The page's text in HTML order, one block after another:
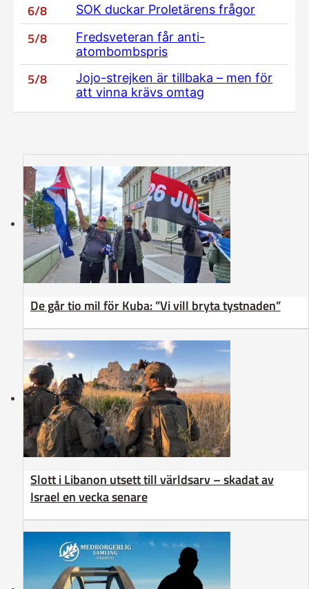
6/8 SOK duckar Proletärens frågor
5/8
Fredsveteran får anti-
atombombspris
5/8
Jojo-strejken är tillbaka – men för
att vinna krävs omtag
De går tio mil för Kuba: ”Vi vill bryta tystnaden”
Slott i Libanon utsett till världsarv – skadat av
Israel en vecka senare